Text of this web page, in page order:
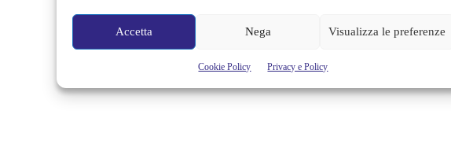
Accetta Nega Visualizza le preferenze
Cookie Policy Privacy e Policy